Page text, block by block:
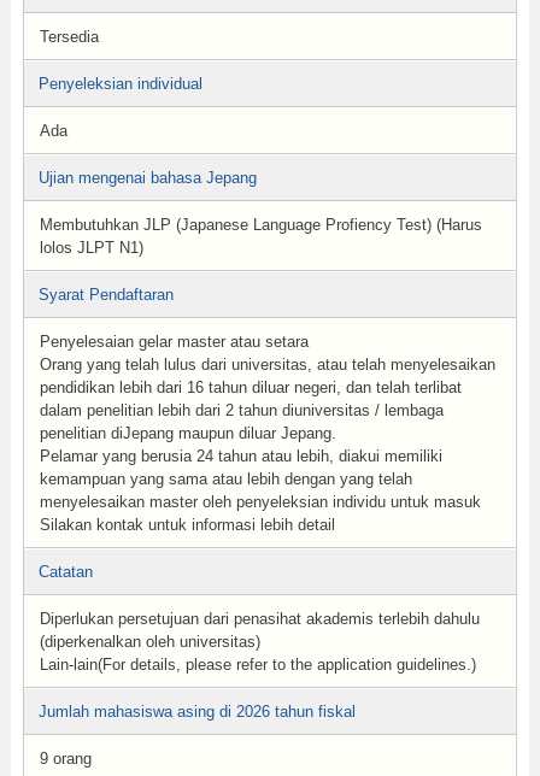
Tersedia
Penyeleksian individual
Ada
Ujian mengenai bahasa Jepang
Membutuhkan JLP (Japanese Language Profiency Test) (Harus
lolos JLPT N1)
Syarat Pendaftaran
Penyelesaian gelar master atau setara
Orang yang telah lulus dari universitas, atau telah menyelesaikan
pendidikan lebih dari 16 tahun diluar negeri, dan telah terlibat
dalam penelitian lebih dari 2 tahun diuniversitas / lembaga
penelitian diJepang maupun diluar Jepang.
Pelamar yang berusia 24 tahun atau lebih, diakui memiliki
kemampuan yang sama atau lebih dengan yang telah
menyelesaikan master oleh penyeleksian individu untuk masuk
Silakan kontak untuk informasi lebih detail
Catatan
Diperlukan persetujuan dari penasihat akademis terlebih dahulu
(diperkenalkan oleh universitas)
Lain-lain(For details, please refer to the application guidelines.)
Jumlah mahasiswa asing di 2026 tahun fiskal
9 orang